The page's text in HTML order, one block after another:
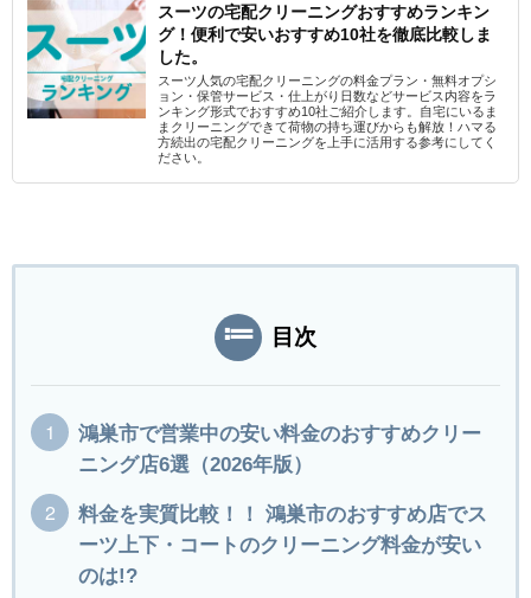
スーツの宅配クリーニングおすすめランキン
グ！便利で安いおすすめ10社を徹底比較しま
した。
スーツ人気の宅配クリーニングの料金プラン・無料オプシ
ョン・保管サービス・仕上がり日数などサービス内容をラ
ンキング形式でおすすめ10社ご紹介します。自宅にいるま
まクリーニングできて荷物の持ち運びからも解放！ハマる
方続出の宅配クリーニングを上手に活用する参考にしてく
ださい。
目次
鴻巣市で営業中の安い料金のおすすめクリー
ニング店6選（2026年版）
料金を実質比較！！ 鴻巣市のおすすめ店でス
ーツ上下・コートのクリーニング料金が安い
のは!?